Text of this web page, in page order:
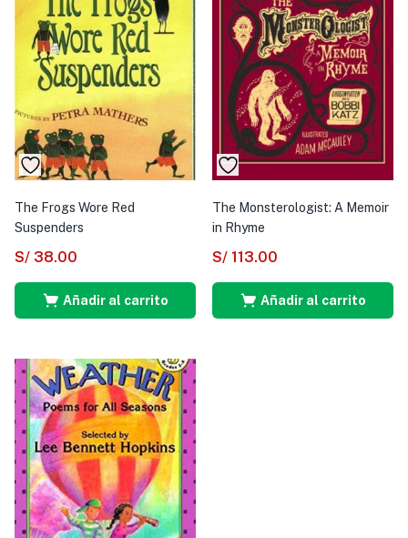
The Frogs Wore Red
Suspenders
S/ 38.00
Añadir al carrito
The Monsterologist: A Memoir
in Rhyme
S/ 113.00
Añadir al carrito